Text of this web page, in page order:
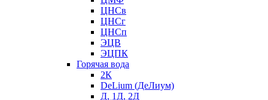
ЦНСв
ЦНСг
ЦНСп
ЭЦВ
ЭЦПК
Горячая вода
2К
DeLium (ДеЛиум)
Д, 1Д, 2Д